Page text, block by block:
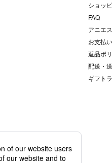
ショッ
FAQ
アニエ
お支払
返品ポ
配送・
ギフト